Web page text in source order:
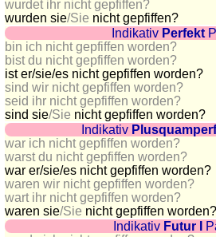
GAMES
Geography
Quiz
of
coasts
and
rivers
Geography
quiz
Quiz
of
countries
wurdet ihr nicht gepfiffen?
wurden sie/Sie nicht gepfiffen?
Indikativ Perfekt
bin ich nicht gepfiffen worden?
bist du nicht gepfiffen worden?
ister/sie/es nicht gepfiffen worden?
sind wir nicht gepfiffen worden?
seid ihr nicht gepfiffen worden?
sind sie/Sie nicht gepfiffen worden?
Indikativ
war ich nicht gepfiffen worden?
warst du nicht gepfiffen worden?
war er/sie/es nicht gepfiffen worden?
waren wir nicht gepfiffen worden?
wart ihr nicht gepfiffen worden?
waren sie/Sie nicht gepfiffen worden?
Indikativ Futur I